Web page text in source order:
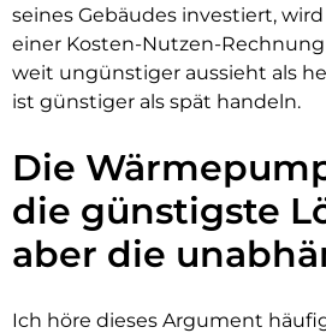
seines Gebäudes investiert,
einer Kosten-Nutzen-
weit ungünstiger aussieht als
ist günstiger als spät handeln.
Die
die günstigste
aber die
Ich höre dieses Argument